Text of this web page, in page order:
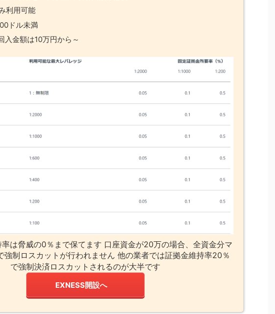
利用可能
ドル未満
入金額は10万円から～
は脅威の0％まで保てます 口座資金が20万の場合、全資金分マ
強制ロスカットが行われません 他の業者では証拠金維持率20％
で強制決済ロスカットされるのが大半です
EXNESS開設へ